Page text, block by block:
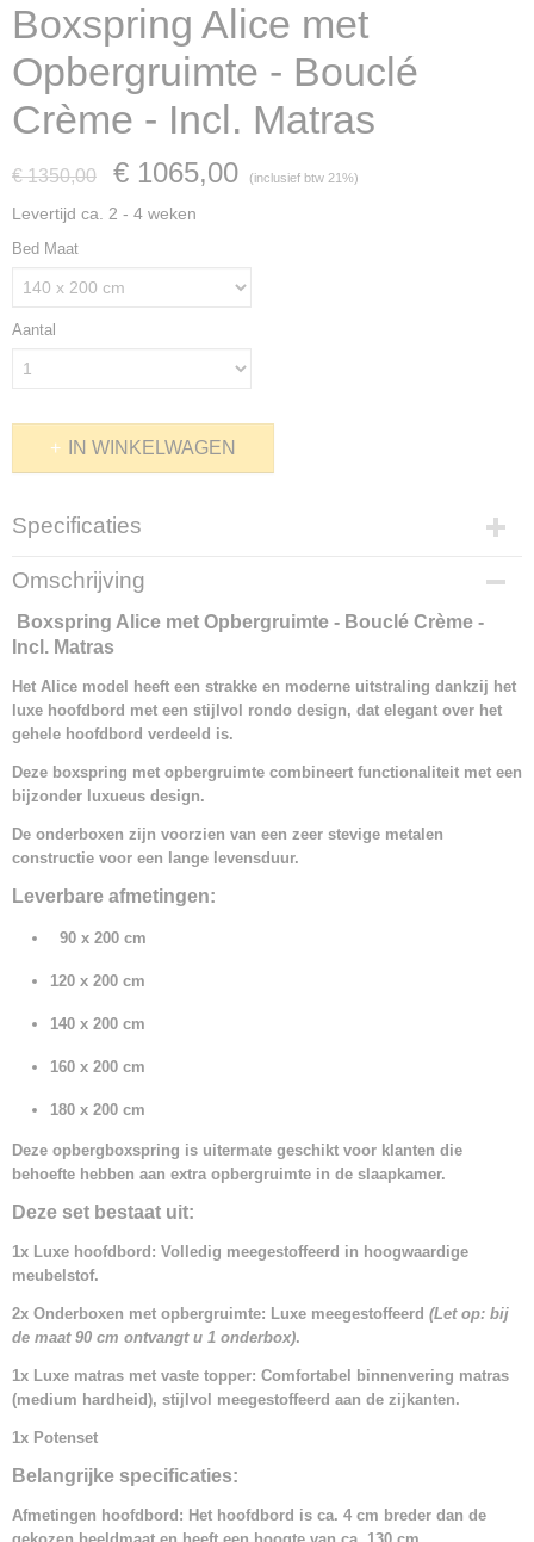
Boxspring Alice met
Opbergruimte - Bouclé
Crème - Incl. Matras
€ 1350,00 € 1065,00 (inclusief btw 21%)
Levertijd ca. 2 - 4 weken
Bed Maat
Aantal
IN WINKELWAGEN
Specificaties
Productcode
1361-21062
Omschrijving
Boxspring Alice met Opbergruimte - Bouclé Crème -
Incl. Matras
Het Alice model heeft een strakke en moderne uitstraling dankzij het
luxe hoofdbord met een stijlvol rondo design, dat elegant over het
gehele hoofdbord verdeeld is.
Deze boxspring met opbergruimte combineert functionaliteit met een
bijzonder luxueus design.
De onderboxen zijn voorzien van een zeer stevige metalen
constructie voor een lange levensduur.
Leverbare afmetingen:
90 x 200 cm
120 x 200 cm
140 x 200 cm
160 x 200 cm
180 x 200 cm
Deze opbergboxspring is uitermate geschikt voor klanten die
behoefte hebben aan extra opbergruimte in de slaapkamer.
Deze set bestaat uit:
1x Luxe hoofdbord: Volledig meegestoffeerd in hoogwaardige
meubelstof.
2x Onderboxen met opbergruimte: Luxe meegestoffeerd (Let op: bij
de maat 90 cm ontvangt u 1 onderbox).
1x Luxe matras met vaste topper: Comfortabel binnenvering matras
(medium hardheid), stijlvol meegestoffeerd aan de zijkanten.
1x Potenset
Belangrijke specificaties:
Afmetingen hoofdbord: Het hoofdbord is ca. 4 cm breder dan de